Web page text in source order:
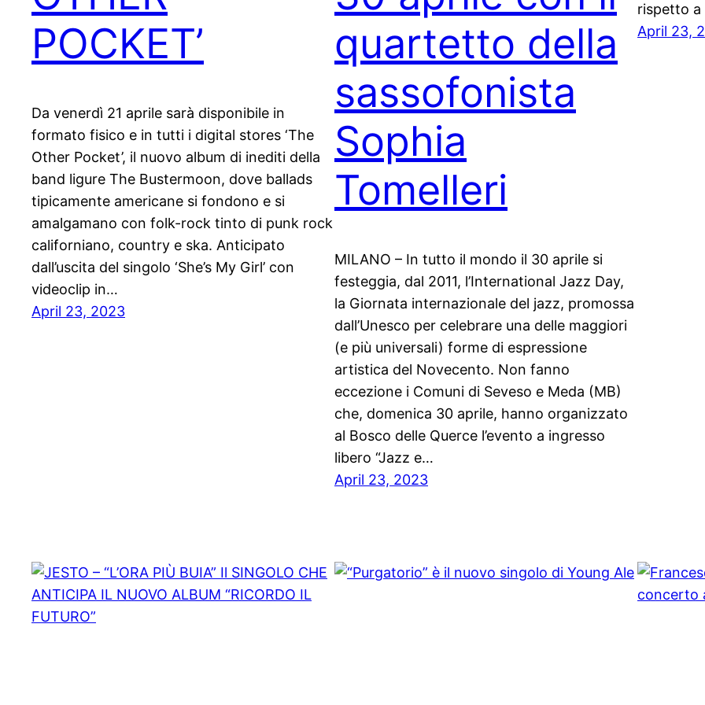
POCKET’
Da venerdì 21 aprile sarà disponibile in
formato fisico e in tutti i digital stores ‘The
Other Pocket’, il nuovo album di inediti della
band ligure The Bustermoon, dove ballads
tipicamente americane si fondono e si
amalgamano con folk-rock tinto di punk rock
californiano, country e ska. Anticipato
dall’uscita del singolo ‘She’s My Girl’ con
videoclip in…
April 23, 2023
quartetto della
sassofonista
Sophia
Tomelleri
MILANO – In tutto il mondo il 30 aprile si
festeggia, dal 2011, l’International Jazz Day,
la Giornata internazionale del jazz, promossa
dall’Unesco per celebrare una delle maggiori
(e più universali) forme di espressione
artistica del Novecento. Non fanno
eccezione i Comuni di Seveso e Meda (MB)
che, domenica 30 aprile, hanno organizzato
al Bosco delle Querce l’evento a ingresso
libero “Jazz e…
April 23, 2023
rispetto a
April 23,